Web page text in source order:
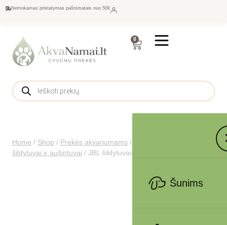
Nemokamas pristatymas paštomatais nuo 50€
0
Šunims
Home / Shop / Prekės akvariumams /
šildytuvai ir aušintuvai / JBL šildytuvas ProTemp S 200